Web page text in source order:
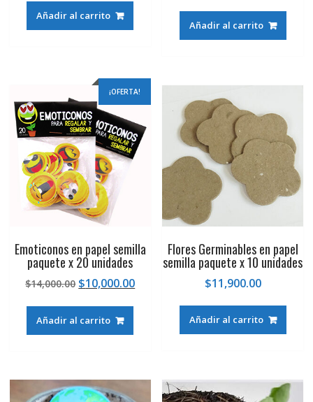
Añadir al carrito
Añadir al carrito
¡OFERTA!
Emoticonos en papel semilla
paquete x 20 unidades
$14,000.00 El
original
era:
$10,000.00El
Añadir al carrito
Flores Germinables en papel
semilla paquete x 10 unidades
$11,900.00
Añadir al carrito